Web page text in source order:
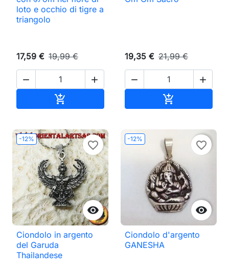
loto e occhio di tigre a
triangolo
17,59 € 19,99 €
 

19,35 € 21,99 €
 

-12%

favorite_border
Ciondolo in argento
del Garuda
Thailandese
-12%

favorite_border
Ciondolo d'argento
GANESHA